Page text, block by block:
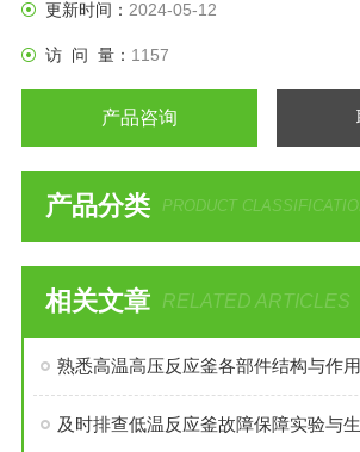
更新时间： 2024-05-12
访 问 量： 1157
产品咨询
产品分类 PRODUCT
相关文章 RELATED ARTICLES
及时排查低温反应釜故障保障实验与